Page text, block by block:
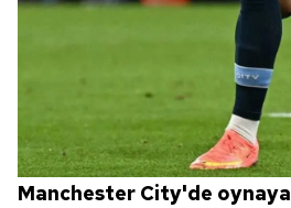
Manchester City'de